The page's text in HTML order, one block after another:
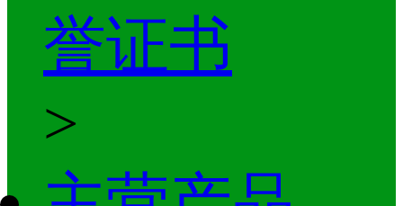
誉证书
>